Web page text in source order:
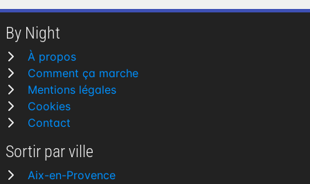
By Night
À propos
Comment ça marche
Mentions légales
Cookies
Contact
Sortir par ville
Aix-en-Provence